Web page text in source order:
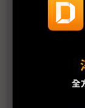
鎖定玩家 群
電視顯示器
康寧在台20
智晶開發